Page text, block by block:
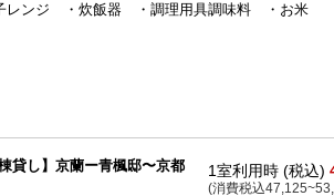
レンジ ・炊飯器 ・調理用具調味料 ・お米
貸し】京蘭ー青楓邸〜京都
1室利用時 (税込)
(消費税込